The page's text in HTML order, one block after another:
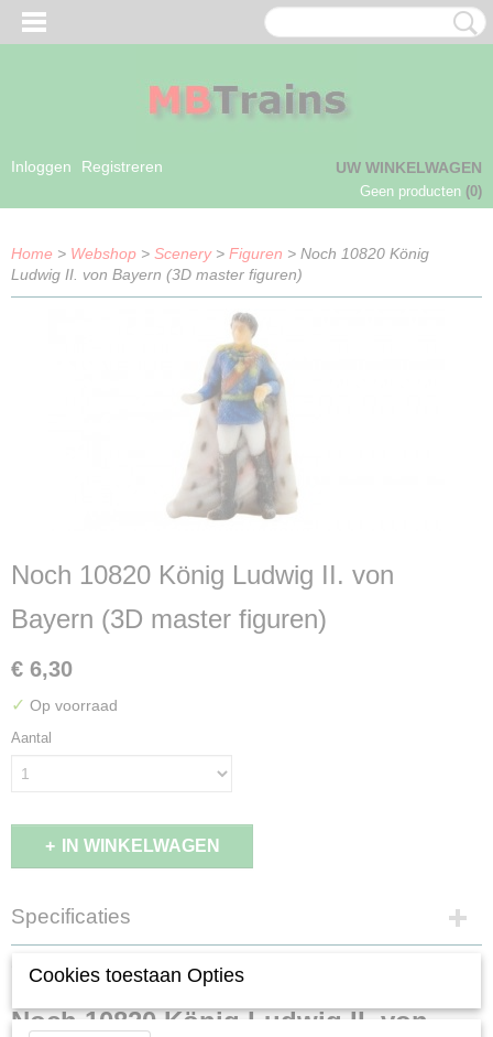
Inloggen Registreren UW WINKELWAGEN
Geen producten (0)
Home > Webshop > Scenery> Figuren > Noch 10820 König
Ludwig II. von Bayern (3D master figuren)
Noch 10820 König Ludwig II. von
Bayern (3D master figuren)
€ 6,30
✓ Op voorraad
Aantal
IN WINKELWAGEN
Specificaties
4007246108206
Productcode leverancier
10820
Omschrijving
Noch 10820 König Ludwig II. von
Cookies toestaan Opties